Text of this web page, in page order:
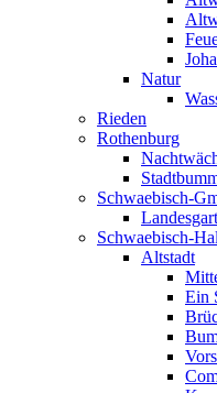
Natur
Rieden
Rothenburg
Schwaebisch-
Schwaebisch-
Altstadt
Ein